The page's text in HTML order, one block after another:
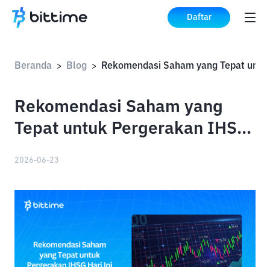
Daftar
Beranda > Blog >
Rekomendasi Saham yang
Tepat untuk Pergerakan IHSG
2026-06-23